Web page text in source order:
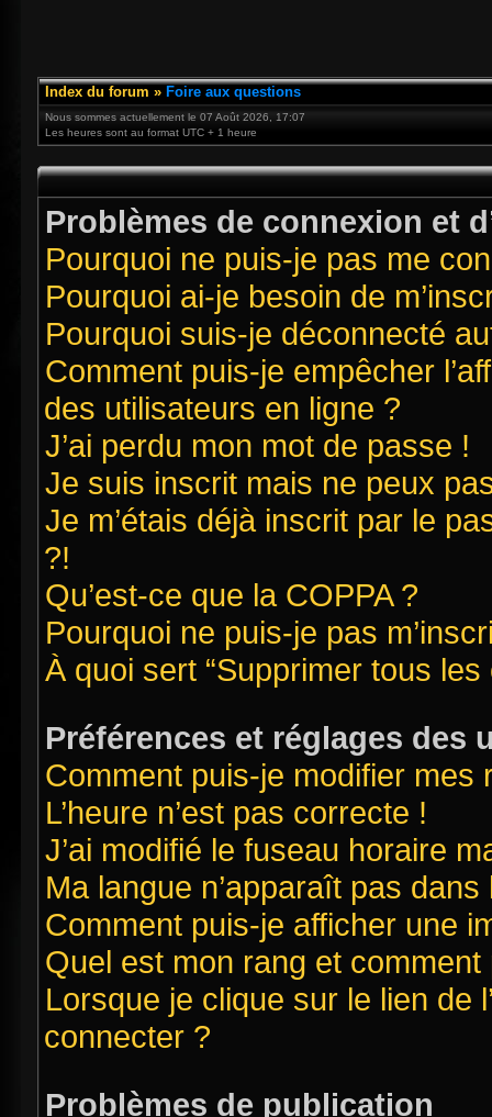
Index du forum » Foire aux questions
Nous sommes actuellement le 07 Août 2026, 17:07
Les heures sont au format UTC + 1 heure
Problèmes de connexion et
Pourquoi ne puis-je pas me
Pourquoi ai-je besoin de
Pourquoi suis-je déconnecté
Comment puis-je empêcher
des utilisateurs en ligne ?
J’ai perdu mon mot de passe !
Je suis inscrit mais ne peux
Je m’étais déjà inscrit par le
?!
Qu’est-ce que la COPPA ?
Pourquoi ne puis-je pas
À quoi sert “Supprimer tous
Préférences et réglages des
Comment puis-je modifier mes
L’heure n’est pas correcte !
J’ai modifié le fuseau horaire
Ma langue n’apparaît pas dans
Comment puis-je afficher une
Quel est mon rang et
Lorsque je clique sur le lien de
connecter ?
Problèmes de publication